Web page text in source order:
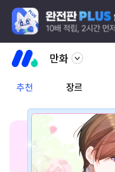
만화
추천 장르